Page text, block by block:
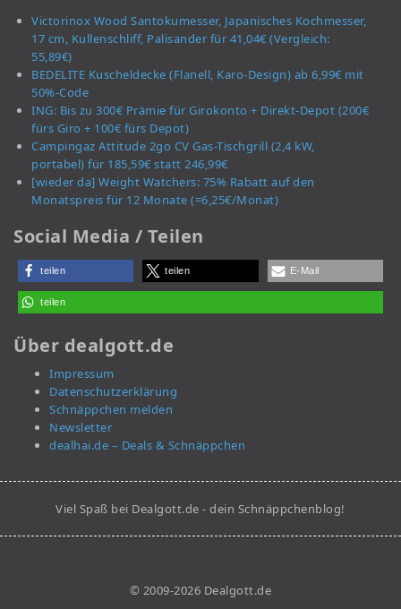
Victorinox Wood Santokumesser, Japanisches Kochmesser,
17 cm, Kullenschliff, Palisander für 41,04€ (Vergleich:
55,89€)
BEDELITE Kuscheldecke (Flanell, Karo-Design) ab 6,99€ mit
50%-Code
ING: Bis zu 300€ Prämie für Girokonto + Direkt-Depot (200€
fürs Giro + 100€ fürs Depot)
Campingaz Attitude 2go CV Gas-Tischgrill (2,4 kW,
portabel) für 185,59€ statt 246,99€
[wieder da] Weight Watchers: 75% Rabatt auf den
Monatspreis für 12 Monate (=6,25€/Monat)
Social Media / Teilen
teilen teilen E-Mail
teilen
Über dealgott.de
Impressum
Datenschutzerklärung
Schnäppchen melden
Newsletter
dealhai.de – Deals & Schnäppchen
Viel Spaß bei Dealgott.de - dein Schnäppchenblog!
© 2009-2026 Dealgott.de